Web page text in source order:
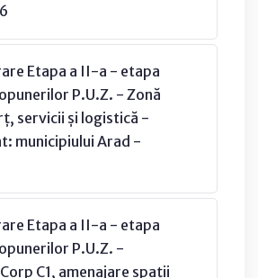
Etapa a II-a - etapa
P.U.Z. - Zonă
servicii și logistică -
municipiului Arad -
Etapa a II-a - etapa
P.U.Z. -
C1, amenajare spații